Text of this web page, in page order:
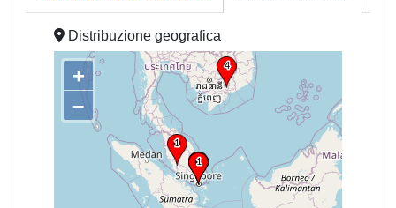
Distribuzione geografica
+
–